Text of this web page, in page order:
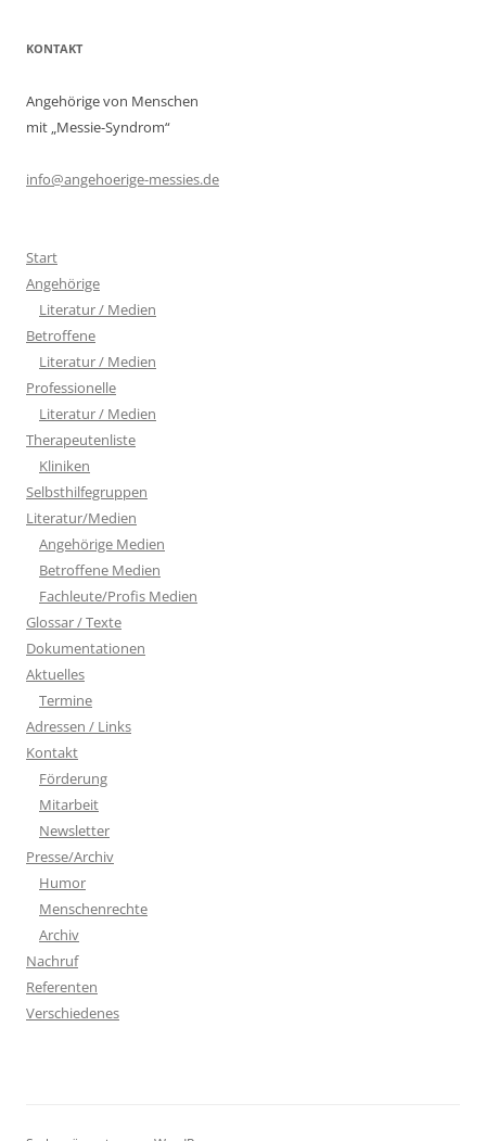
KONTAKT
Angehörige von Menschen
mit „Messie-Syndrom“
info@angehoerige-messies.de
Start
Angehörige
Literatur / Medien
Betroffene
Literatur / Medien
Professionelle
Literatur / Medien
Therapeutenliste
Kliniken
Selbsthilfegruppen
Literatur/Medien
Angehörige Medien
Betroffene Medien
Fachleute/Profis Medien
Glossar / Texte
Dokumentationen
Aktuelles
Termine
Adressen / Links
Kontakt
Förderung
Mitarbeit
Newsletter
Presse/Archiv
Humor
Menschenrechte
Archiv
Nachruf
Referenten
Verschiedenes